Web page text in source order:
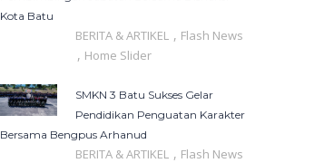
Kota Batu
BERITA & ARTIKEL , Flash News
, Home Slider
SMKN 3 Batu Sukses Gelar
Pendidikan Penguatan Karakter
Bersama Bengpus Arhanud
BERITA & ARTIKEL , Flash News